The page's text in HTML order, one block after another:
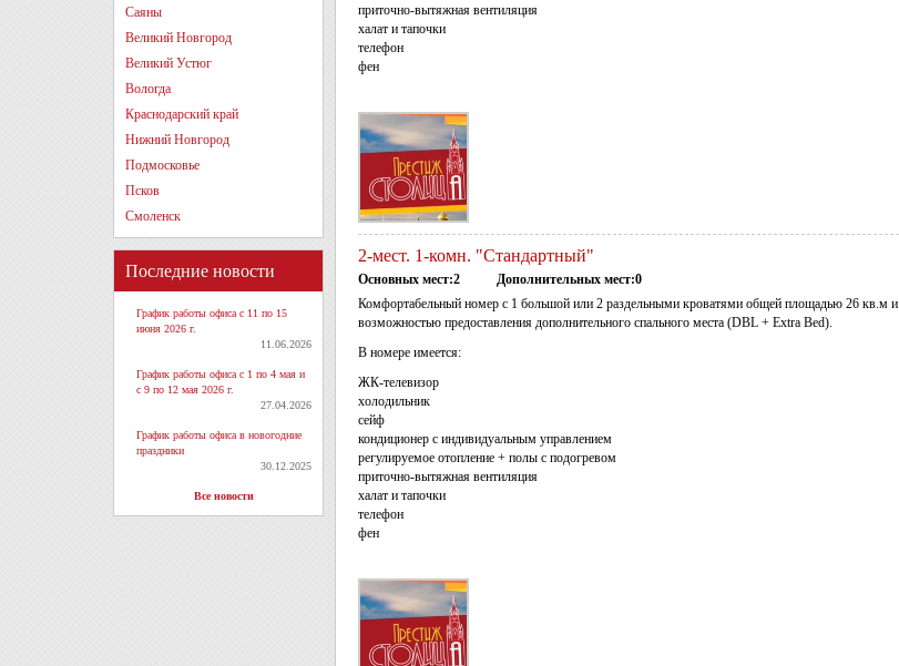
Саяны
Великий Новгород
Великий Устюг
Вологда
Краснодарский край
Нижний Новгород
Подмосковье
Псков
Смоленск
Последние новости
График работы офиса с 11 по 15
июня 2026 г.
11.06.2026
График работы офиса с 1 по 4 мая и
с 9 по 12 мая 2026 г.
27.04.2026
График работы офиса в новогодние
праздники
30.12.2025
Все новости
приточно-вытяжная вентиляция
халат и тапочки
телефон
фен
2-мест. 1-комн. "Стандартный"
Основных мест:2
Дополнительных мест:0
Комфортабельный номер с 1 большой или 2 раздельными кроватями общей площадью 26 кв.м и
возможностью предоставления дополнительного спального места (DBL + Extra Bed).
В номере имеется:
ЖК-телевизор
холодильник
сейф
кондиционер с индивидуальным управлением
регулируемое отопление + полы с подогревом
приточно-вытяжная вентиляция
халат и тапочки
телефон
фен